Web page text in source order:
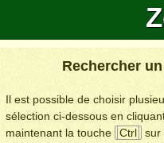
Rechercher
Il est possible de choisir
sélection ci-dessous en
maintenant la touche
Ctrl sur